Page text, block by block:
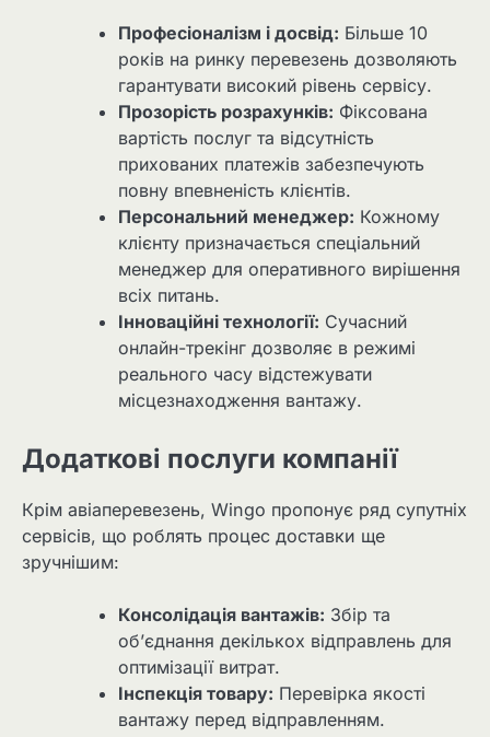
Професіоналізм і досвід: Більше 10
років на ринку перевезень дозволяють
гарантувати високий рівень сервісу.
Прозорість розрахунків: Фіксована
вартість послуг та відсутність
прихованих платежів забезпечують
повну впевненість клієнтів.
Персональний менеджер: Кожному
клієнту призначається спеціальний
менеджер для оперативного вирішення
всіх питань.
Інноваційні технології: Сучасний
онлайн-трекінг дозволяє в режимі
реального часу відстежувати
місцезнаходження вантажу.
Додаткові послуги компанії
Крім авіаперевезень, Wingo пропонує ряд супутніх
сервісів, що роблять процес доставки ще
зручнішим:
Консолідація вантажів: Збір та
об’єднання декількох відправлень для
оптимізації витрат.
Інспекція товару: Перевірка якості
вантажу перед відправленням.